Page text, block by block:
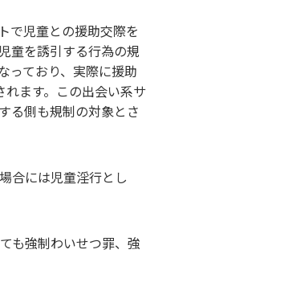
で児童との援助交際を
童を誘引する行為の規
っており、実際に援助
ます。この出会い系サ
る側も規制の対象とさ
合には児童淫行とし
も強制わいせつ罪、強